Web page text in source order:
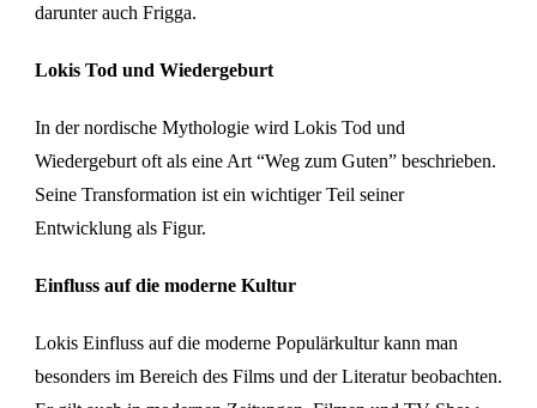
darunter auch Frigga.
Lokis Tod und Wiedergeburt
In der nordische Mythologie wird Lokis Tod und
Wiedergeburt oft als eine Art “Weg zum Guten” beschrieben.
Seine Transformation ist ein wichtiger Teil seiner
Entwicklung als Figur.
Einfluss auf die moderne Kultur
Lokis Einfluss auf die moderne Populärkultur kann man
besonders im Bereich des Films und der Literatur beobachten.